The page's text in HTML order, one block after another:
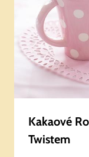
Kakaové
Twistem